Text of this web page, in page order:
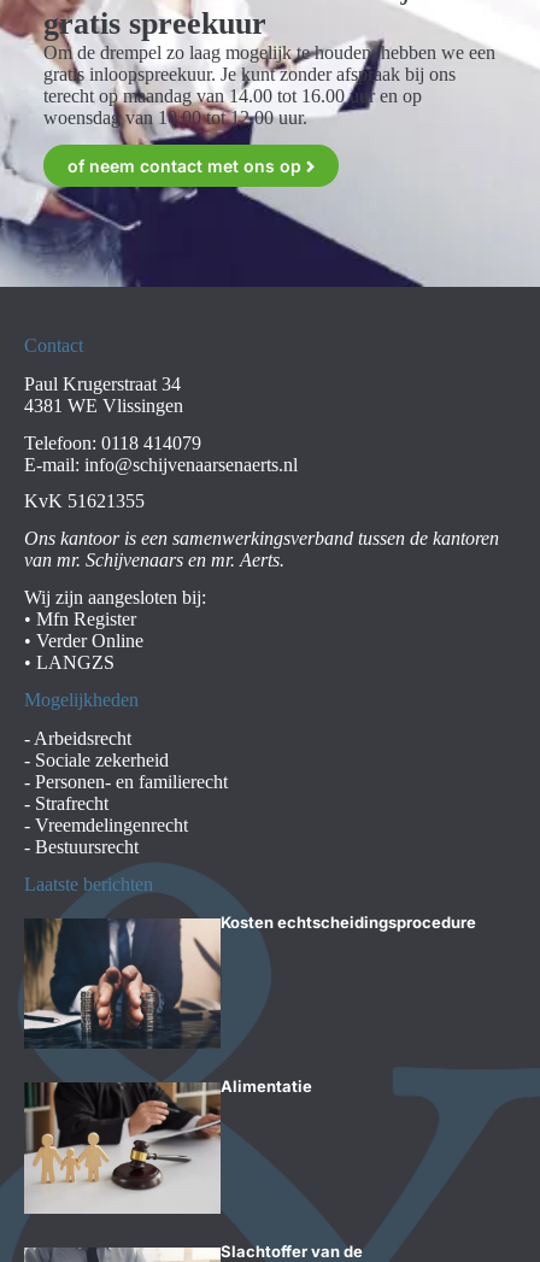
gratis spreekuur
Om de drempel zo laag mogelijk te houden, hebben we een
gratis inloopspreekuur. Je kunt zonder afspraak bij ons
terecht op maandag van 14.00 tot 16.00 uur en op
woensdag van 10.00 tot 12.00 uur.
of neem contact met ons op
Contact
Paul Krugerstraat 34
4381 WE Vlissingen
Telefoon: 0118 414079
E-mail: info@schijvenaarsenaerts.nl
KvK 51621355
Ons kantoor is een samenwerkingsverband tussen de kantoren
van mr. Schijvenaars en mr. Aerts.
Wij zijn aangesloten bij:
• Mfn Register
• Verder Online
• LANGZS
Mogelijkheden
- Arbeidsrecht
- Sociale zekerheid
- Personen- en familierecht
- Strafrecht
- Vreemdelingenrecht
- Bestuursrecht
Laatste berichten
Kosten echtscheidingsprocedure
Alimentatie
Slachtoffer van de